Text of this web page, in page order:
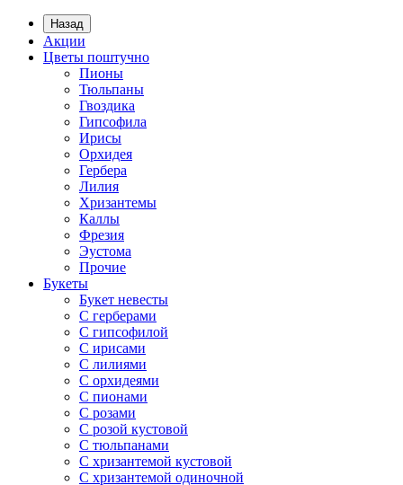
Назад
Акции
Цветы поштучно
Пионы
Тюльпаны
Гвоздика
Гипсофила
Ирисы
Орхидея
Гербера
Лилия
Хризантемы
Каллы
Фрезия
Эустома
Прочие
Букеты
Букет невесты
С герберами
С гипсофилой
С ирисами
С лилиями
С орхидеями
С пионами
С розами
С розой кустовой
С тюльпанами
С хризантемой кустовой
С хризантемой одиночной